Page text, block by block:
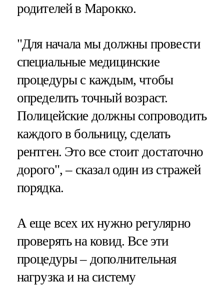
родителей в Марокко.
"Для начала мы должны провести
специальные медицинские
процедуры с каждым, чтобы
определить точный возраст.
Полицейские должны сопроводить
каждого в больницу, сделать
рентген. Это все стоит достаточно
дорого", – сказал один из стражей
порядка.
А еще всех их нужно регулярно
проверять на ковид. Все эти
процедуры – дополнительная
нагрузка и на систему